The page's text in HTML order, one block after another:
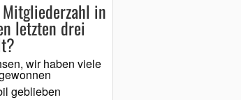
in
letzten drei
wir haben viele
geblieben